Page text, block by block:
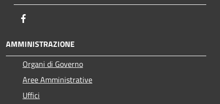
AMMINISTRAZIONE
Organi di Governo
Aree Amministrative
Uffici